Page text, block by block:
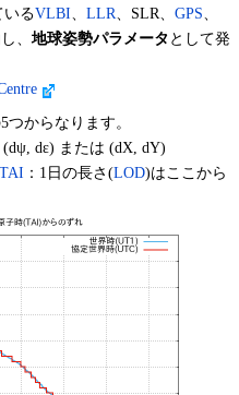
いるVLBI、 LLR、SLR、 GPS、
、 地球姿勢パラメータ として発
からなります。
dε) または (dX, dY)
TAI ：1日の長さ(LOD)はここから